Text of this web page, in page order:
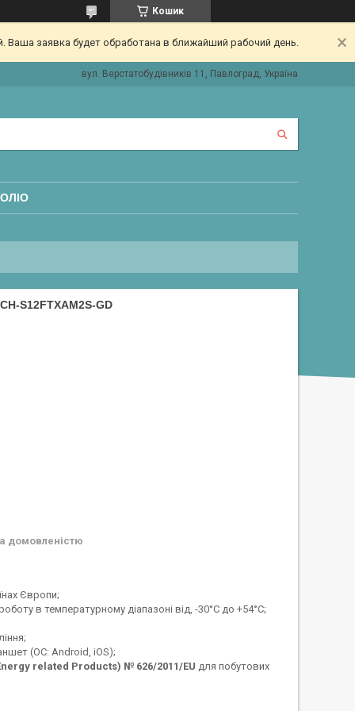
Кошик
заявка будет обработана в ближайший рабочий день.
вул. Верстатобудівників 11, Павлоград, Україна
S12FTXAM2S-GD
домовленістю
Європи;
в температурному діапазоні від, -30°C до +54°C;
(ОС: Android, iOS);
related Products) № 626/2011/EU для побутових